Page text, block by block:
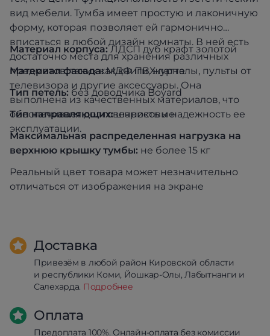
вид мебели. Тумба имеет простую и лаконичную
форму, которая позволяет ей гармонично
вписаться в любой дизайн комнаты. В ней есть
достаточно места для хранения различных
предметов, таких как книги, журналы, пульты от
телевизора и другие аксессуары. Она
выполнена из качественных материалов, что
обеспечивает долговечность и надежность ее
эксплуатации.
Материал корпуса:ЛДСП дуб крафт золотой
Материал фасада:МДФ ПВХ латте
Тип петель: без доводчика Boyard
Тип направляющих:шариковые
Максимальная распределенная нагрузка на
верхнюю крышку тумбы: не более 15 кг
Реальный цвет товара может незначительно
отличаться от изображения на экране
Доставка
Привезём в любой район Кировской области
и республики Коми, Йошкар-Олы, Лабытнанги и
Салехарда. Подробнее
Оплата
Предоплата 100%. Онлайн-оплата без комиссии